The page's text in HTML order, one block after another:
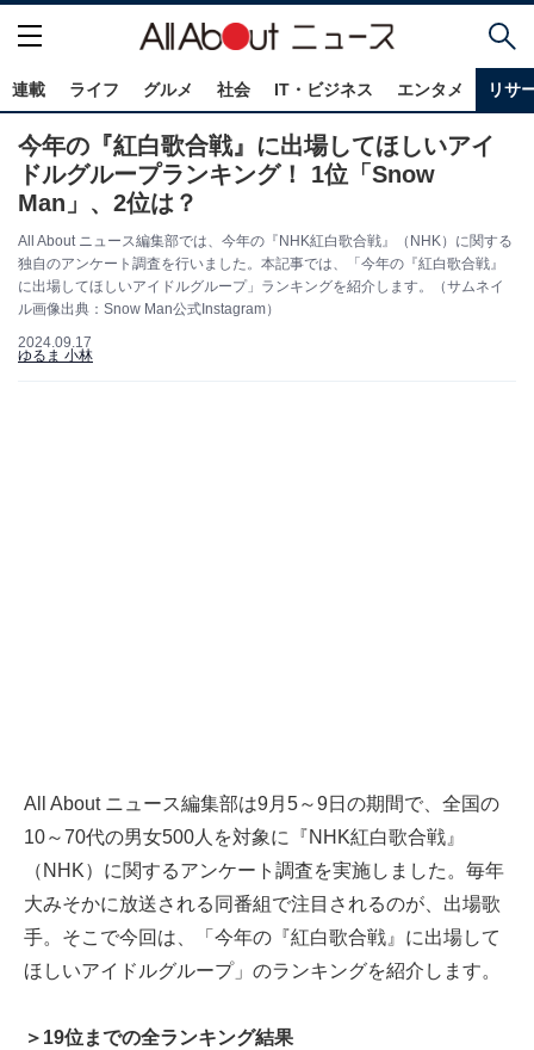
連載 ライフ グルメ 社会 IT・ビジネス エンタメ リサ
今年の『紅白歌合戦』に出場してほしいアイ
ドルグループランキング！ 1位「Snow
Man」、2位は？
All About ニュース編集部では、今年の『NHK紅白歌合戦』（NHK）に関する
独自のアンケート調査を行いました。本記事では、「今年の『紅白歌合戦』
に出場してほしいアイドルグループ」ランキングを紹介します。（サムネイ
ル画像出典：Snow Man公式Instagram）
2024.09.17
ゆるま 小林
All About ニュース編集部は9月5～9日の期間で、全国の
10～70代の男女500人を対象に『NHK紅白歌合戦』
（NHK）に関するアンケート調査を実施しました。毎年
大みそかに放送される同番組で注目されるのが、出場歌
手。そこで今回は、「今年の『紅白歌合戦』に出場して
ほしいアイドルグループ」のランキングを紹介します。
＞19位までの全ランキング結果